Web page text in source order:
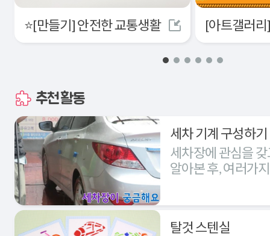
⭐[만들기] 안전한 교통생활
추천활동
세차 기계 구성하기
세차장에 관심을
알아본 후, 여러가
탈것 스텐실